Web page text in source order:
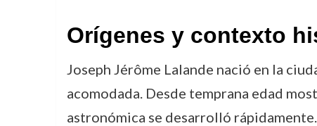
Orígenes y contexto
Joseph Jérôme Lalande nació en la
acomodada. Desde temprana edad
astronómica se desarrolló